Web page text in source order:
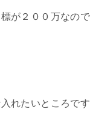
が２００万なので
れたいところです